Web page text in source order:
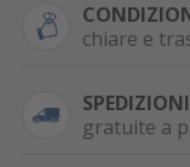
chiare e
SPEDIZIONI
gratuite a